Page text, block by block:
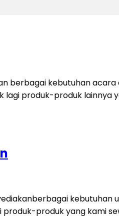
berbagai kebutuhan acara
lagi produk-produk lainnya
kebutuhan
produk yang kami